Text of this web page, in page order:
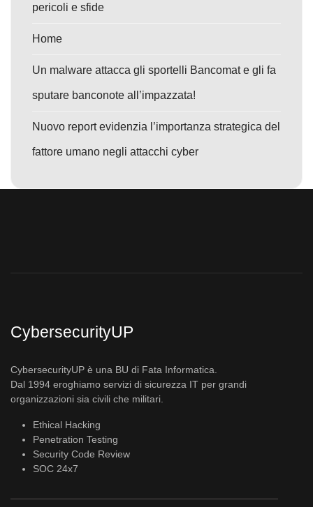
pericoli e sfide
Home
Un malware attacca gli sportelli Bancomat e gli fa
sputare banconote all’impazzata!
Nuovo report evidenzia l’importanza strategica del
fattore umano negli attacchi cyber
CybersecurityUP
CybersecurityUP è una BU di Fata Informatica.
Dal 1994 eroghiamo servizi di sicurezza IT per grandi
organizzazioni sia civili che militari.
Ethical Hacking
Penetration Testing
Security Code Review
SOC 24x7